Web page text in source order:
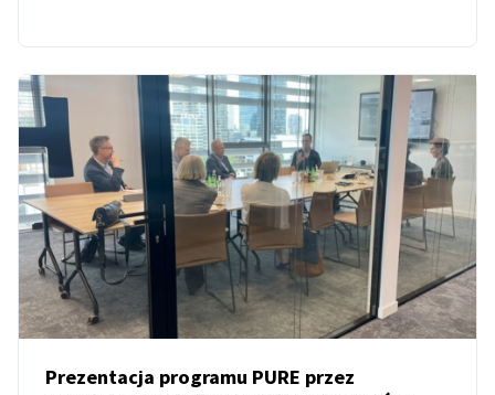
Prezentacja programu PURE przez